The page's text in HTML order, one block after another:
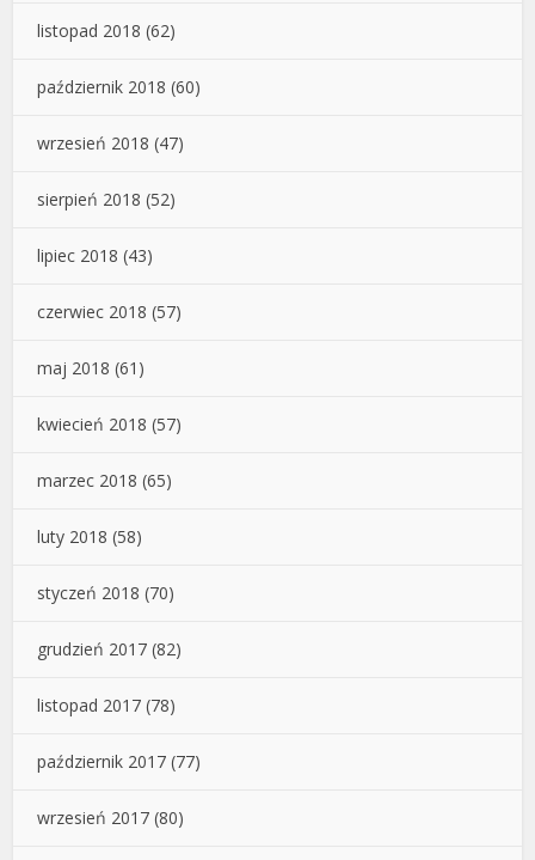
listopad 2018 (62)
październik 2018 (60)
wrzesień 2018 (47)
sierpień 2018 (52)
lipiec 2018 (43)
czerwiec 2018 (57)
maj 2018 (61)
kwiecień 2018 (57)
marzec 2018 (65)
luty 2018 (58)
styczeń 2018 (70)
grudzień 2017 (82)
listopad 2017 (78)
październik 2017 (77)
wrzesień 2017 (80)